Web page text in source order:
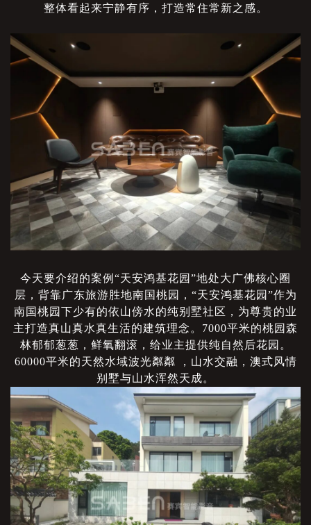
整体看起来宁静有序，打造常住常新之感。
今天要介绍的案例 “天安鸿基花园”地处大广佛核心圈
层，背靠广东旅游胜地南国桃园，“天安鸿基花园”作为
南国桃园下少有的依山傍水的纯别墅社区，为尊贵的业
主打造真山真水真生活的建筑理念。7000平米的桃园森
林郁郁葱葱，鲜氧翻滚，给业主提供纯自然后花园。
60000平米的天然水域波光粼粼 ，山水交融，澳式风情
别墅与山水浑然天成。